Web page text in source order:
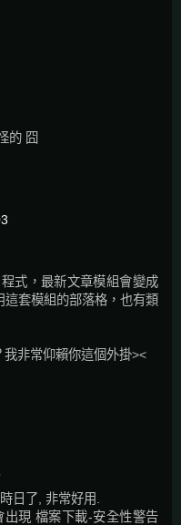
的 囧
式，最新文章模組會變成
套模組的部落格，也有類
非常仰賴你這個外掛><
日了, 非常好用.
現 檔案下載-安全性警告